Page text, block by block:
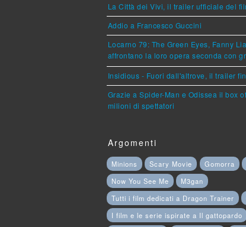
La Città dei Vivi, il trailer ufficiale del
Addio a Francesco Guccini
Locarno 79: The Green Eyes, Fanny
affrontano la loro opera seconda con
Insidious - Fuori dall'altrove, il trailer
Grazie a Spider-Man e Odissea il box
milioni di spettatori
Argomenti
Minions Scary Movie Gomorra
Now You See Me
M3gan
Tutti i film dedicati a Dragon Trainer
I film e le serie ispirate a Il gattopardo